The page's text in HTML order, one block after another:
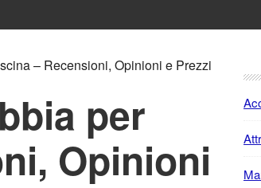
– Recensioni, Opinioni e Prezzi
per
Opinioni